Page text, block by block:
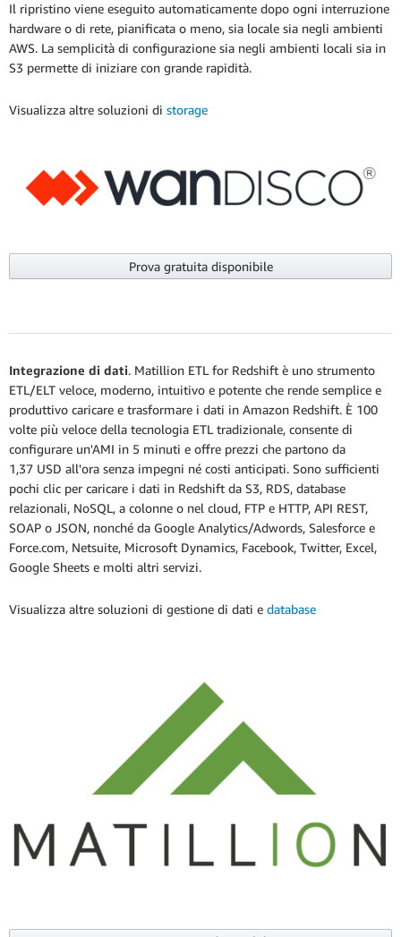
Il ripristino viene eseguito automaticamente dopo ogni interruzione
hardware o di rete, pianificata o meno, sia locale sia negli ambienti
AWS. La semplicità di configurazione sia negli ambienti locali sia in
S3 permette di iniziare con grande rapidità.
Visualizza altre soluzioni di storage
Prova gratuita disponibile
Integrazione di dati. Matillion ETL for Redshift è uno strumento
ETL/ELT veloce, moderno, intuitivo e potente che rende semplice e
produttivo caricare e trasformare i dati in Amazon Redshift. È 100
volte più veloce della tecnologia ETL tradizionale, consente di
configurare un'AMI in 5 minuti e offre prezzi che partono da
1,37 USD all'ora senza impegni né costi anticipati. Sono sufficienti
pochi clic per caricare i dati in Redshift da S3, RDS, database
relazionali, NoSQL, a colonne o nel cloud, FTP e HTTP, API REST,
SOAP o JSON, nonché da Google Analytics/Adwords, Salesforce e
Force.com, Netsuite, Microsoft Dynamics, Facebook, Twitter, Excel,
Google Sheets e molti altri servizi.
Visualizza altre soluzioni di gestione di dati e database